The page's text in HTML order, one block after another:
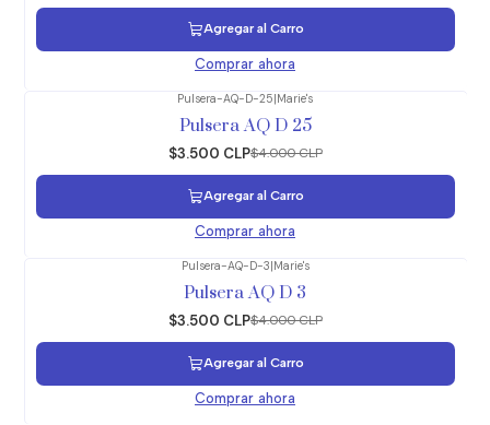
Agregar al Carro
Comprar ahora
Pulsera-AQ-D-25|Marie's
Pulsera AQ D 25
$3.500 CLP$4.000 CLP
Agregar al Carro
Comprar ahora
Pulsera-AQ-D-3|Marie's
Pulsera AQ D 3
$3.500 CLP$4.000 CLP
Agregar al Carro
Comprar ahora